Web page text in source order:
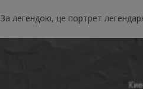
За легендою, це портрет